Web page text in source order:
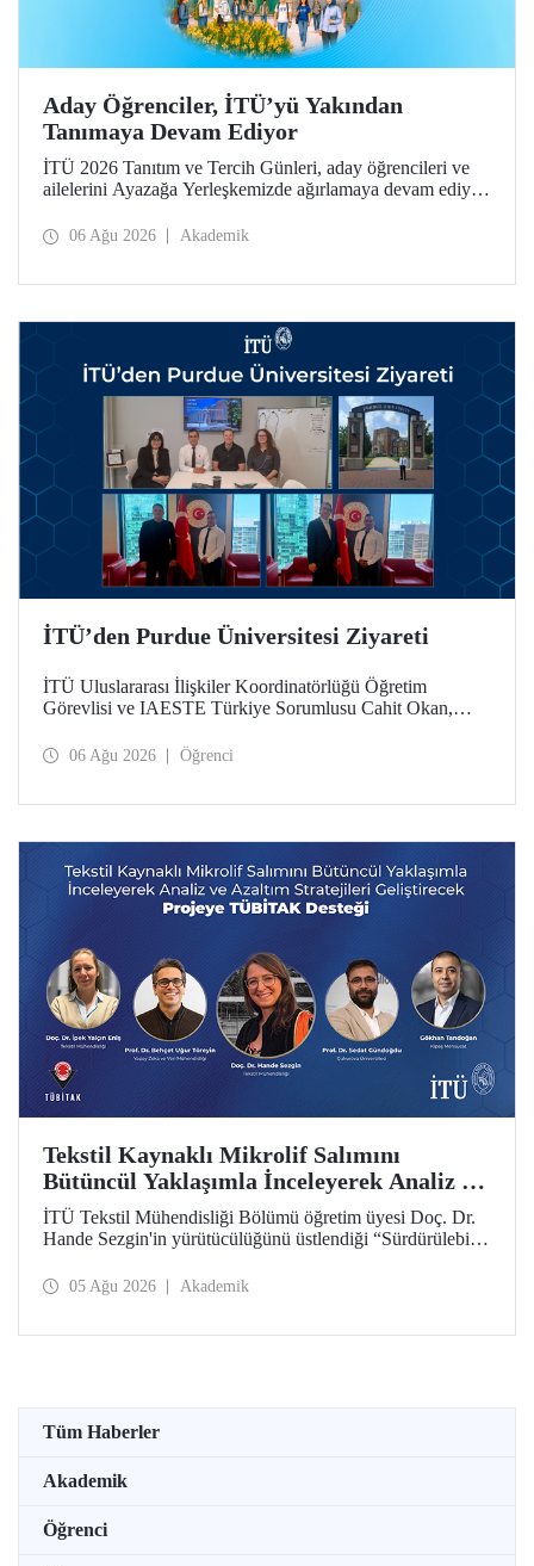
Aday Öğrenciler, İTÜ’yü Yakından
Tanımaya Devam Ediyor
İTÜ 2026 Tanıtım ve Tercih Günleri, aday öğrencileri ve
ailelerini Ayazağa Yerleşkemizde ağırlamaya devam ediyor.
ilgili fakülte ve birimler adaylara bilgi vermeye devam
06 Ağu 2026 Akademik
İTÜ’den Purdue Üniversitesi Ziyareti
İTÜ Uluslararası İlişkiler Koordinatörlüğü Öğretim
Görevlisi ve IAESTE Türkiye Sorumlusu Cahit Okan,
Temmuz tarihlerinde ABD’de dünyanın önde gelen
06 Ağu 2026 Öğrenci
Tekstil Kaynaklı Mikrolif Salımını
Bütüncül Yaklaşımla İnceleyerek Analiz ve
Azaltım Stratejileri Geliştirecek Projeye
TÜBİTAK Desteği
İTÜ Tekstil Mühendisliği Bölümü öğretim üyesi Doç. Dr.
Hande Sezgin'in yürütücülüğünü üstlendiği “Sürdürülebilir
Koşullarına Bağlı Mikrolif Salımı: Aşınma, UV Maruziyeti
05 Ağu 2026 Akademik
Tüm Haberler
Akademik
Öğrenci